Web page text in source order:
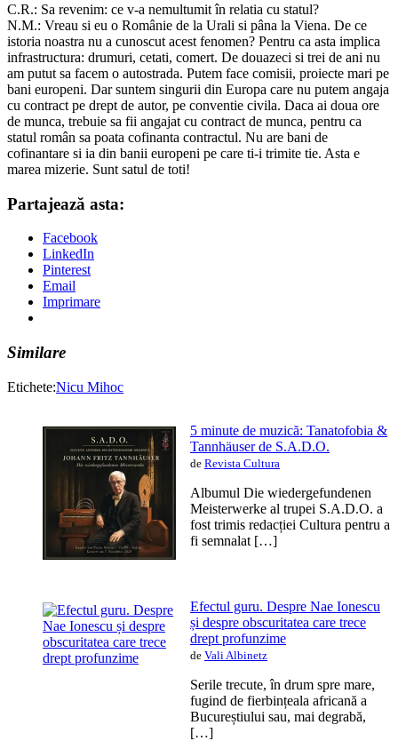
C.R.: Sa revenim: ce v-a nemultumit în relatia cu statul?
N.M.: Vreau si eu o Românie de la Urali si pâna la Viena. De ce
istoria noastra nu a cunoscut acest fenomen? Pentru ca asta implica
infrastructura: drumuri, cetati, comert. De douazeci si trei de ani nu
am putut sa facem o autostrada. Putem face comisii, proiecte mari pe
bani europeni. Dar suntem singurii din Europa care nu putem angaja
cu contract pe drept de autor, pe conventie civila. Daca ai doua ore
de munca, trebuie sa fii angajat cu contract de munca, pentru ca
statul român sa poata cofinanta contractul. Nu are bani de
cofinantare si ia din banii europeni pe care ti-i trimite tie. Asta e
marea mizerie. Sunt satul de toti!
Partajează asta:
Facebook
LinkedIn
Pinterest
Email
Imprimare
Similare
Etichete:Nicu Mihoc
5 minute de muzică: Tanatofobia &
Tannhäuser de S.A.D.O.
de Revista Cultura
Albumul Die wiedergefundenen
Meisterwerke al trupei S.A.D.O. a
fost trimis redacției Cultura pentru a
fi semnalat […]
Efectul guru. Despre Nae Ionescu
și despre obscuritatea care trece
drept profunzime
de Vali Albinetz
Serile trecute, în drum spre mare,
fugind de fierbințeala africană a
Bucureștiului sau, mai degrabă,
[…]